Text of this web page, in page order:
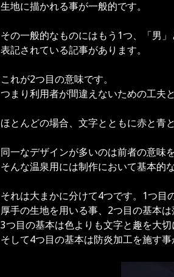
生地に描かれる事が一般的です。
その一般的なものにはもう1つ、「男
表記されている記事があります。
これが2つ目の意味です。
つまり利用者が間違えないための工夫
ほとんどの場合、文字とともに赤と青
同一なデザインが多いのは前者の意味
そんな温泉用には制作において基本的
それは大まかに分けて4つです。1つ目
厚手の生地を用いる事、2つ目の基本は
3つ目の基本は色よりも文字と趣を大切
そして4つ目の基本は防炎加工を施す事